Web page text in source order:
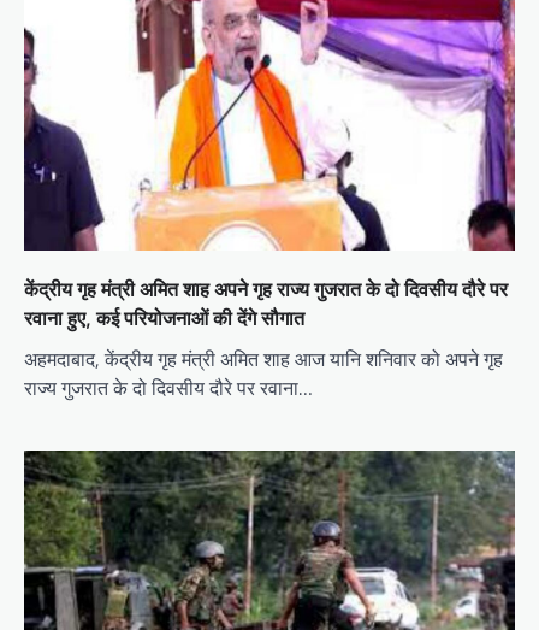
केंद्रीय गृह मंत्री अमित शाह अपने गृह राज्य गुजरात के दो दिवसीय दौरे पर
रवाना हुए, कई परियोजनाओं की देंगे सौगात
अहमदाबाद, केंद्रीय गृह मंत्री अमित शाह आज यानि शनिवार को अपने गृह
राज्य गुजरात के दो दिवसीय दौरे पर रवाना…